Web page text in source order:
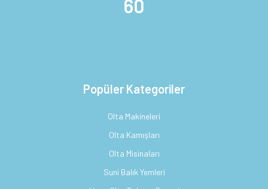
60
Popüler Kategoriler
Olta Makineleri
Olta Kamışları
Olta Misinaları
Suni Balık Yemleri